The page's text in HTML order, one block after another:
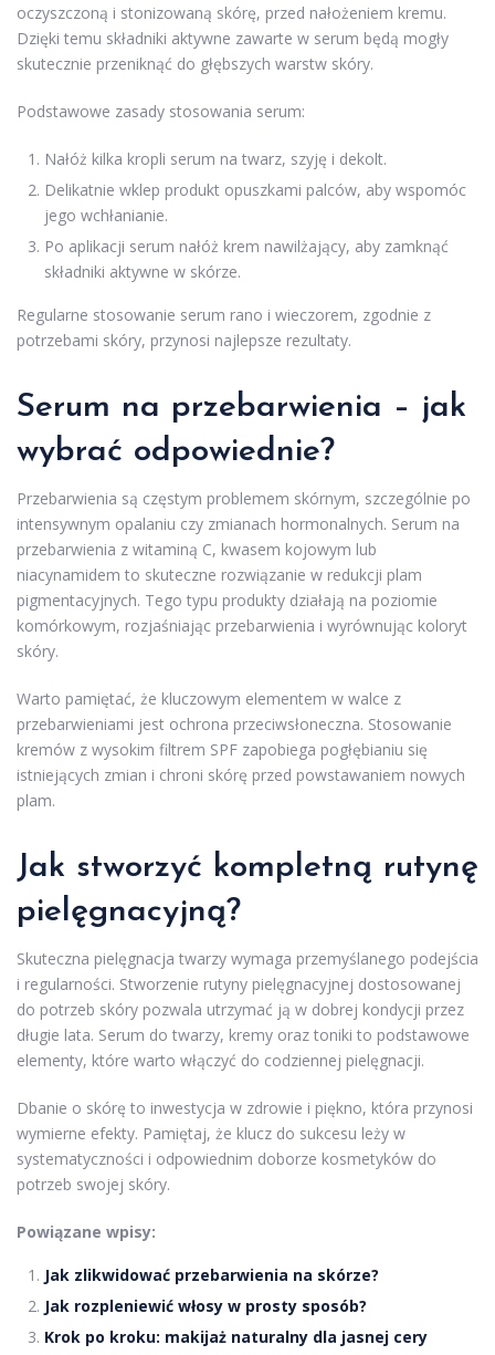
oczyszczoną i stonizowaną skórę, przed nałożeniem kremu.
Dzięki temu składniki aktywne zawarte w serum będą mogły
skutecznie przeniknąć do głębszych warstw skóry.
Podstawowe zasady stosowania serum:
Nałóż kilka kropli serum na twarz, szyję i dekolt.
Delikatnie wklep produkt opuszkami palców, aby wspomóc
jego wchłanianie.
Po aplikacji serum nałóż krem nawilżający, aby zamknąć
składniki aktywne w skórze.
Regularne stosowanie serum rano i wieczorem, zgodnie z
potrzebami skóry, przynosi najlepsze rezultaty.
Serum na przebarwienia – jak
wybrać odpowiednie?
Przebarwienia są częstym problemem skórnym, szczególnie po
intensywnym opalaniu czy zmianach hormonalnych. Serum na
przebarwienia z witaminą C, kwasem kojowym lub
niacynamidem to skuteczne rozwiązanie w redukcji plam
pigmentacyjnych. Tego typu produkty działają na poziomie
komórkowym, rozjaśniając przebarwienia i wyrównując koloryt
skóry.
Warto pamiętać, że kluczowym elementem w walce z
przebarwieniami jest ochrona przeciwsłoneczna. Stosowanie
kremów z wysokim filtrem SPF zapobiega pogłębianiu się
istniejących zmian i chroni skórę przed powstawaniem nowych
plam.
Jak stworzyć kompletną rutynę
pielęgnacyjną?
Skuteczna pielęgnacja twarzy wymaga przemyślanego podejścia
i regularności. Stworzenie rutyny pielęgnacyjnej dostosowanej
do potrzeb skóry pozwala utrzymać ją w dobrej kondycji przez
długie lata. Serum do twarzy, kremy oraz toniki to podstawowe
elementy, które warto włączyć do codziennej pielęgnacji.
Dbanie o skórę to inwestycja w zdrowie i piękno, która przynosi
wymierne efekty. Pamiętaj, że klucz do sukcesu leży w
systematyczności i odpowiednim doborze kosmetyków do
potrzeb swojej skóry.
Powiązane wpisy:
Jak zlikwidować przebarwienia na skórze?
Jak rozpleniewić włosy w prosty sposób?
Krok po kroku: makijaż naturalny dla jasnej cery